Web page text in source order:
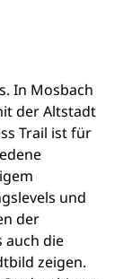
In Mosbach
der Altstadt
Trail ist für
und
der
auch die
zeigen.